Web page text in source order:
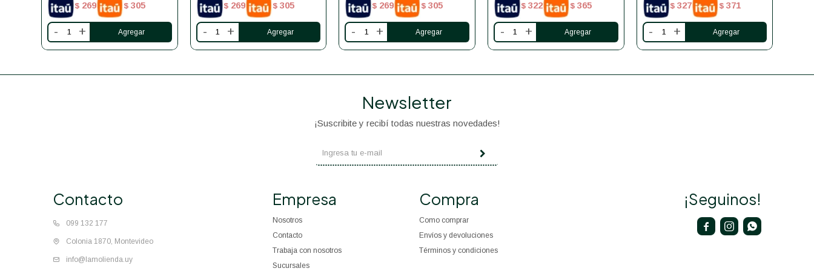
$ 269 $ 305
- +
$ 269 $ 305
- +
$ 269 $ 305
- +
$ 322 $ 365
- +
$ 327 $ 371
- +
Contacto
099 132 177
Colonia 1870, Montevideo
info@lamolienda.uy
Empresa
Nosotros
Contacto
Trabaja con nosotros
Sucursales
Compra
Como comprar
Envíos y devoluciones
Términos y condiciones
Newsletter
¡Suscribite y recibí todas nuestras novedades!
¡Seguinos!
  